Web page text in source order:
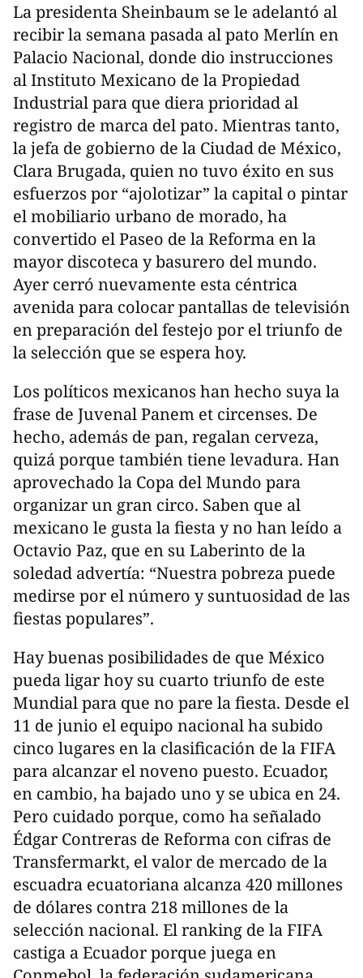
La presidenta Sheinbaum se le adelantó al
recibir la semana pasada al pato Merlín en
Palacio Nacional, donde dio instrucciones
al Instituto Mexicano de la Propiedad
Industrial para que diera prioridad al
registro de marca del pato. Mientras tanto,
la jefa de gobierno de la Ciudad de México,
Clara Brugada, quien no tuvo éxito en sus
esfuerzos por “ajolotizar” la capital o pintar
el mobiliario urbano de morado, ha
convertido el Paseo de la Reforma en la
mayor discoteca y basurero del mundo.
Ayer cerró nuevamente esta céntrica
avenida para colocar pantallas de televisión
en preparación del festejo por el triunfo de
la selección que se espera hoy.
Los políticos mexicanos han hecho suya la
frase de Juvenal Panem et circenses. De
hecho, además de pan, regalan cerveza,
quizá porque también tiene levadura. Han
aprovechado la Copa del Mundo para
organizar un gran circo. Saben que al
mexicano le gusta la fiesta y no han leído a
Octavio Paz, que en su Laberinto de la
soledad advertía: “Nuestra pobreza puede
medirse por el número y suntuosidad de las
fiestas populares”.
Hay buenas posibilidades de que México
pueda ligar hoy su cuarto triunfo de este
Mundial para que no pare la fiesta. Desde el
11 de junio el equipo nacional ha subido
cinco lugares en la clasificación de la FIFA
para alcanzar el noveno puesto. Ecuador,
en cambio, ha bajado uno y se ubica en 24.
Pero cuidado porque, como ha señalado
Édgar Contreras de Reforma con cifras de
Transfermarkt, el valor de mercado de la
escuadra ecuatoriana alcanza 420 millones
de dólares contra 218 millones de la
selección nacional. El ranking de la FIFA
castiga a Ecuador porque juega en